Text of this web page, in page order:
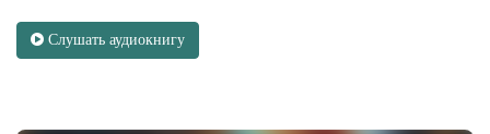
Слушать аудиокнигу